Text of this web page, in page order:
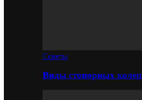
Советы
Виды стопорных колец